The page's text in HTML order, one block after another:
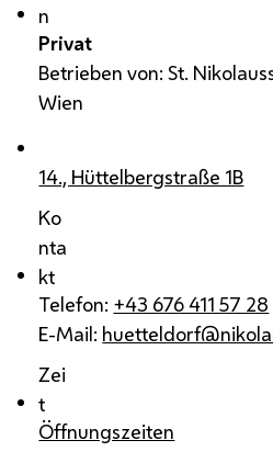
n
Privat
Betrieben von: St.
Wien
14., Hüttelbergstraße 1B
Ko
nta
kt
Telefon: +43 676 411 57 28
E-Mail:
Zei
t
Öffnungszeiten